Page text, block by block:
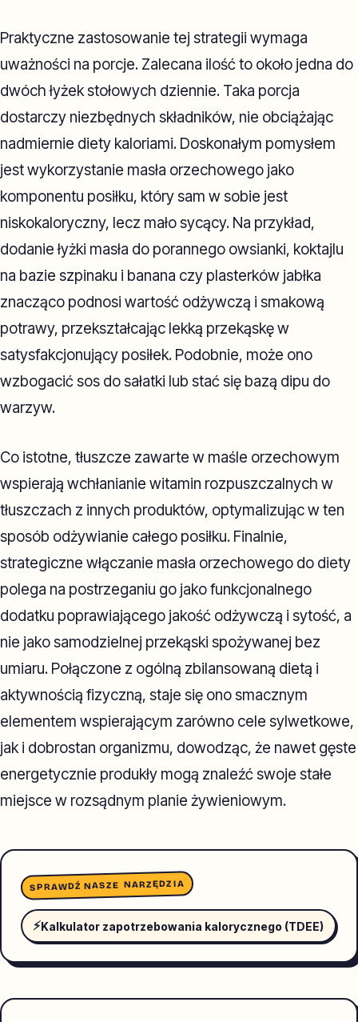
Praktyczne zastosowanie tej strategii wymaga
uważności na porcje. Zalecana ilość to około jedna do
dwóch łyżek stołowych dziennie. Taka porcja
dostarczy niezbędnych składników, nie obciążając
nadmiernie diety kaloriami. Doskonałym pomysłem
jest wykorzystanie masła orzechowego jako
komponentu posiłku, który sam w sobie jest
niskokaloryczny, lecz mało sycący. Na przykład,
dodanie łyżki masła do porannego owsianki, koktajlu
na bazie szpinaku i banana czy plasterków jabłka
znacząco podnosi wartość odżywczą i smakową
potrawy, przekształcając lekką przekąskę w
satysfakcjonujący posiłek. Podobnie, może ono
wzbogacić sos do sałatki lub stać się bazą dipu do
warzyw.
Co istotne, tłuszcze zawarte w maśle orzechowym
wspierają wchłanianie witamin rozpuszczalnych w
tłuszczach z innych produktów, optymalizując w ten
sposób odżywianie całego posiłku. Finalnie,
strategiczne włączanie masła orzechowego do diety
polega na postrzeganiu go jako funkcjonalnego
dodatku poprawiającego jakość odżywczą i sytość, a
nie jako samodzielnej przekąski spożywanej bez
umiaru. Połączone z ogólną zbilansowaną dietą i
aktywnością fizyczną, staje się ono smacznym
elementem wspierającym zarówno cele sylwetkowe,
jak i dobrostan organizmu, dowodząc, że nawet gęste
energetycznie produkły mogą znaleźć swoje stałe
miejsce w rozsądnym planie żywieniowym.
SPRAWDŹ NASZE NARZĘDZIA
⚡Kalkulator zapotrzebowania kalorycznego (TDEE)